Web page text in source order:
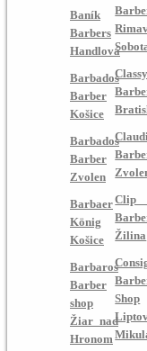
Baník
Barbers
Handlová
Barbados
Barber
Košice
Barbados
Barber
Zvolen
Barbaer
König
Košice
Barbaros
Barber
shop
Žiar nad
Hronom
Classy
Clip
Žilina
Shop